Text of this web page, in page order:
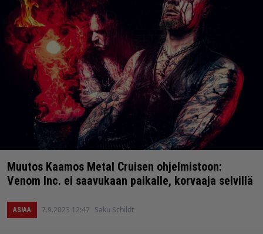
Muutos Kaamos Metal Cruisen ohjelmistoon:
Venom Inc. ei saavukaan paikalle, korvaaja selvillä
ASIAA 7.9.2023 12:47 Saku Schildt